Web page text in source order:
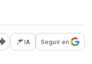
Abrir opciones para
IA Seguir en